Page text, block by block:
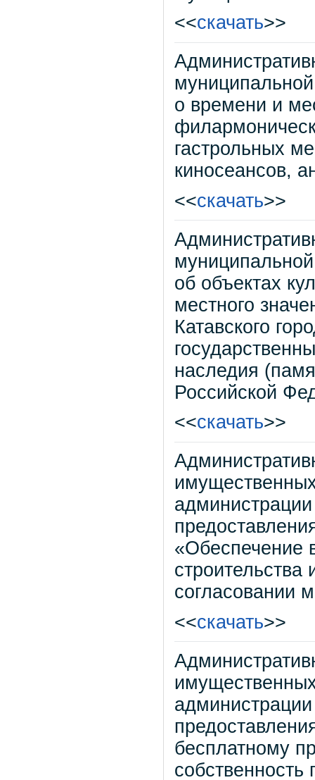
<<скачать>>
о времени и
гастрольных
киносеансов,
<<скачать>>
об объектах
местного
Катавского
наследия
Российской
<<скачать>>
администрации
«Обеспечение
согласовании
<<скачать>>
администрации
бесплатному